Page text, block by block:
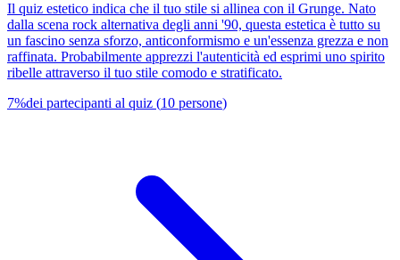
Il quiz estetico indica che il tuo stile si allinea con il Grunge. Nato
dalla scena rock alternativa degli anni '90, questa estetica è tutto su
un fascino senza sforzo, anticonformismo e un'essenza grezza e non
raffinata. Probabilmente apprezzi l'autenticità ed esprimi uno spirito
ribelle attraverso il tuo stile comodo e stratificato.
7%dei partecipanti al quiz (10 persone)